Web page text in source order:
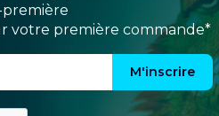
première
votre première commande*
M'inscrire